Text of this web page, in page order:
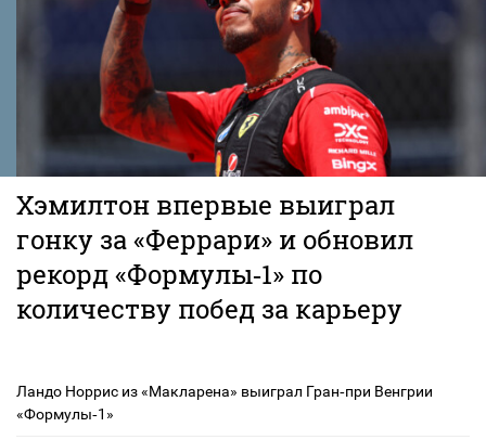
Хэмилтон впервые выиграл
гонку за «Феррари» и обновил
рекорд «Формулы‑1» по
количеству побед за карьеру
Ландо Норрис из «Макларена» выиграл Гран‑при Венгрии
«Формулы‑1»